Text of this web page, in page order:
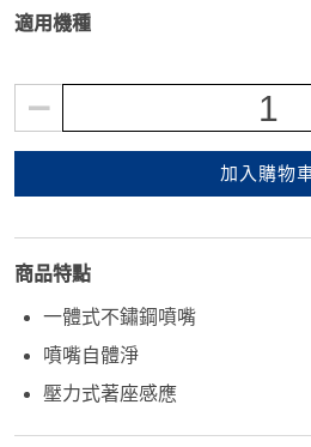
適用機種
1
加入購物
商品特點
一體式不鏽鋼噴嘴
噴嘴自體淨
壓力式著座感應